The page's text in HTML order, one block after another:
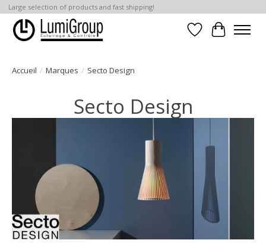
Large selection of products and fast shipping!
Liste dePanier
Accueil / Marques / Secto Design
Secto Design